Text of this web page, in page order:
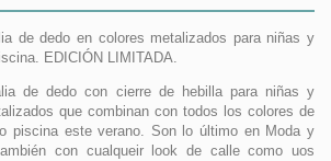
de dedo en colores metalizados para niñas y
EDICIÓN LIMITADA.
de dedo con cierre de hebilla para niñas y
que combinan con todos los colores de
piscina este verano. Son lo último en Moda y
con cualqueir look de calle como uos